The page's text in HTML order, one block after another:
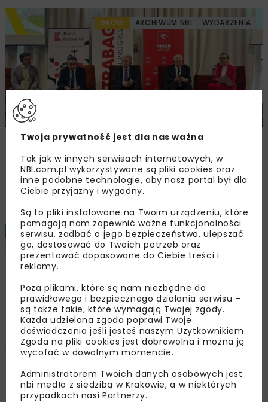
DROGI ARCHIWUM NBI WYDARZENIA
Śląskie Forum Drogownictwa 2026
Załaduj więcej...
BUDOWNICTWO
ARCHIWUM NBI
TEMATY SPECJALNE
8 MINUT
CZYTANIA
Cyfrowy potencjał
budownictwa
Maria Szruba
OPUBLIKOWANO: 22.11.2020
Twoja prywatność jest dla nas ważna
Tak jak w innych serwisach internetowych, w
NBI.com.pl wykorzystywane są pliki cookies oraz
inne podobne technologie, aby nasz portal był dla
Ciebie przyjazny i wygodny.
Są to pliki instalowane na Twoim urządzeniu, które
pomagają nam zapewnić ważne funkcjonalności
serwisu, zadbać o jego bezpieczeństwo, ulepszać
go, dostosować do Twoich potrzeb oraz
prezentować dopasowane do Ciebie treści i
reklamy.
Poza plikami, które są nam niezbędne do
prawidłowego i bezpiecznego działania serwisu –
są także takie, które wymagają Twojej zgody.
Każda udzielona zgoda poprawi Twoje
doświadczenia jeśli jesteś naszym Użytkownikiem.
Zgoda na pliki cookies jest dobrowolna i można ją
wycofać w dowolnym momencie.
Administratorem Twoich danych osobowych jest
nbi med!a z siedzibą w Krakowie, a w niektórych
przypadkach nasi Partnerzy.